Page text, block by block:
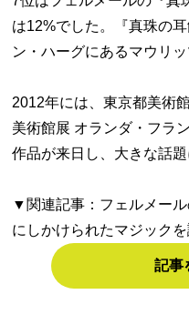
は12%でした。『真珠の
ン・ハーグにあるマウリ
2012年には、東京都美術
美術館展 オランダ・フラ
作品が来日し、大きな話題
▼関連記事：フェルメー
にしかけられたマジックを
記事